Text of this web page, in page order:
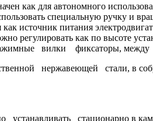
как для автономного
специальную ручку и
источник питания
регулировать как по высоте
вилки фиксаторы, между
нержавеющей стали, в
стационарно в